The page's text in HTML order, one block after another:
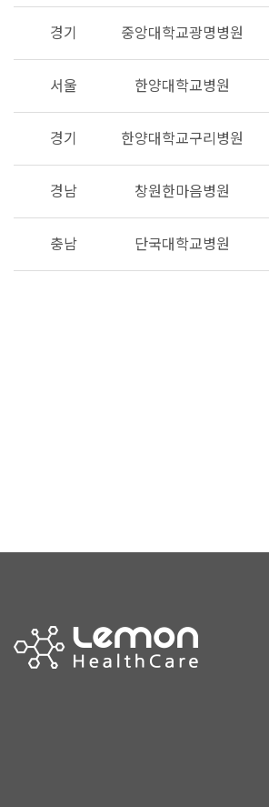
경기 중앙대학교광명병원
서울 한양대학교병원
경기 한양대학교구리병원
경남 창원한마음병원
충남 단국대학교병원